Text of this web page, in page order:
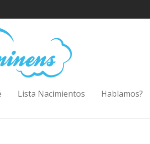
Lista Nacimientos Hablamos?